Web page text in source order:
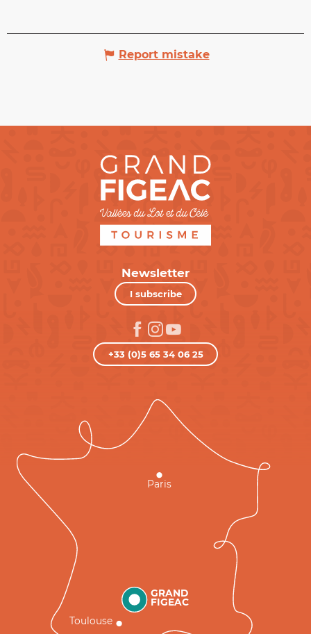
Report mistake
Newsletter
I subscribe
+33 (0)5 65 34 06 25
GRAND
FIGEAC
Toulouse
Paris